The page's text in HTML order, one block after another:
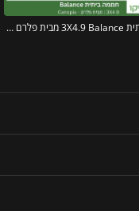
חממה ביתית 3X4.9 Balance מבית פלרם – Canopia